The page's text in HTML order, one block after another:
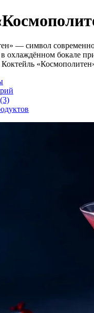
— символ
охлаждённом бокале
Коктейль